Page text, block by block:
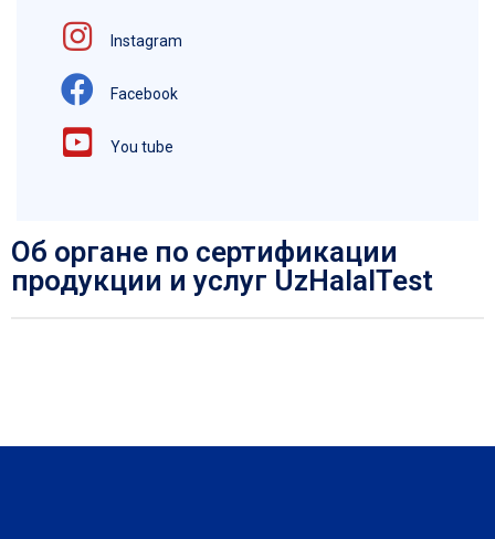
Instagram
Facebook
You tube
Об органе по сертификации
продукции и услуг UzHalalTest